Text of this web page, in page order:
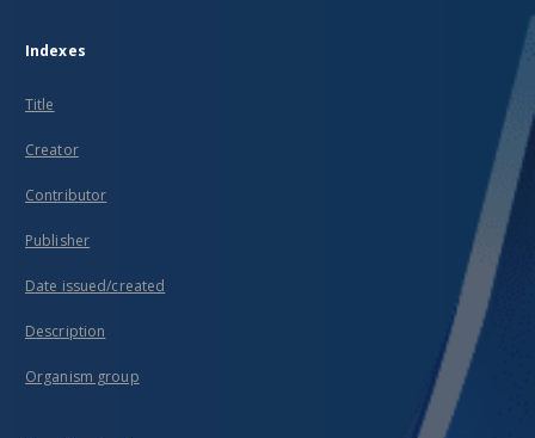
Indexes
Title
Creator
Contributor
Publisher
Date issued/created
Description
Organism group